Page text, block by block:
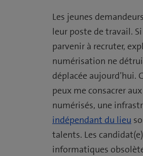
Les jeunes
leur poste de travail.
parvenir à recruter,
numérisation ne
déplacée aujourd’hui.
peux me consacrer
numérisés, une
indépendant du lieu
talents. Les
informatiques